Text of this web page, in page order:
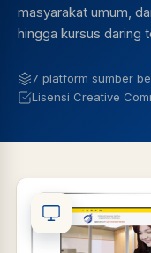
masyarakat umum,
hingga kursus daring
7 platform sumber
Lisensi Creative